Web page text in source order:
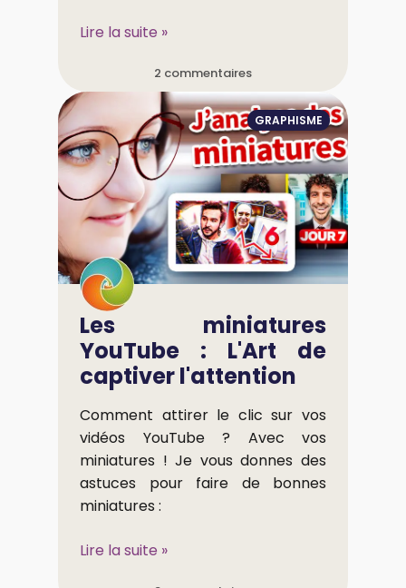
Lire la suite »
2 commentaires
GRAPHISME
Les miniatures
YouTube : L'Art de
captiver l'attention
Comment attirer le clic sur vos
vidéos YouTube ? Avec vos
miniatures ! Je vous donnes des
astuces pour faire de bonnes
miniatures :
Lire la suite »